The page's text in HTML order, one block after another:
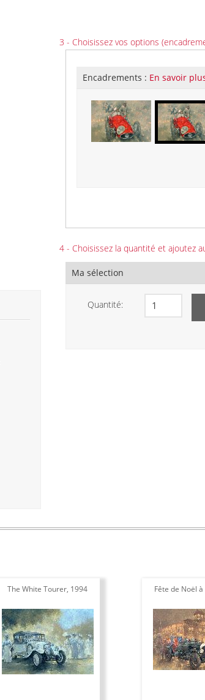
3 - Choisissez vos options
Encadrements : En savoir
4 - Choisissez la quantité et ajoutez
Ma sélection
Quantité:
The White Tourer, 1994 Fête de Noël